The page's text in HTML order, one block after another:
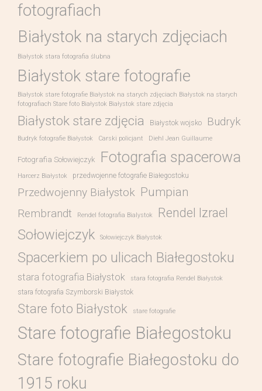
fotografiach
Białystok na starych zdjęciach
Białystok stara fotografia ślubna
Białystok stare fotografie
Białystok stare fotografie Białystok na starych zdjęciach Białystok na starych
fotografiach Stare foto Białystok Białystok stare zdjęcia
Białystok stare zdjęcia Białystok wojsko Budryk
Budryk fotografie Białystok Carski policjant Diehl Jean Guillaume
Fotografia Sołowiejczyk Fotografia spacerowa
Harcerz Białystok przedwojenne fotografie Białegostoku
Przedwojenny Białystok Pumpian
Rembrandt Rendel fotografia Bialystok Rendel Izrael
Sołowiejczyk Sołowiejczyk Białystok
Spacerkiem po ulicach Białegostoku
stara fotografia Białystok stara fotografia Rendel Białystok
stara fotografia Szymborski Białystok
Stare foto Białystok stare fotografie
Stare fotografie Białegostoku
Stare fotografie Białegostoku do
1915 roku